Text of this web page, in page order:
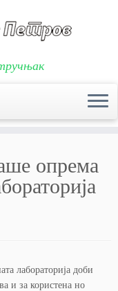
опрема
лабораторија доби
и за користена но